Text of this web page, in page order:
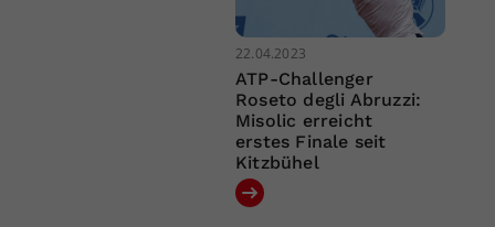
22.04.2023
ATP-Challenger
Roseto degli Abruzzi:
Misolic erreicht
erstes Finale seit
Kitzbühel